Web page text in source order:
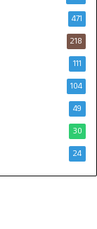
471
218
111
104
49
30
24